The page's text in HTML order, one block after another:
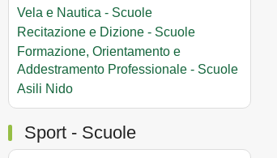
Vela e Nautica - Scuole
Recitazione e Dizione - Scuole
Formazione, Orientamento e
Addestramento Professionale - Scuole
Asili Nido
Sport - Scuole